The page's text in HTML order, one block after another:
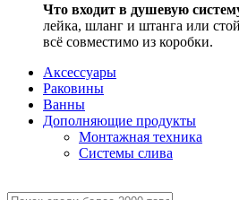
Что входит в душевую
лейка, шланг и штанга или
всё совместимо из коробки.
Аксессуары
Раковины
Ванны
Дополняющие продукты
Монтажная техника
Системы слива